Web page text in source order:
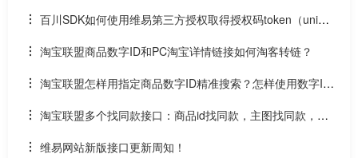
百川SDK如何使用维易第三方授权取得授权码token（uniap
p）淘宝联盟商品数字ID和PC淘宝详情链接如何淘客转链？
淘宝联盟怎样用指定商品数字ID精准搜索？怎样使用数字ID
和场景ID2转链？
淘宝联盟多个找同款接口：商品id找同款，主图找同款，SK
U找同款
维易网站新版接口更新周知！